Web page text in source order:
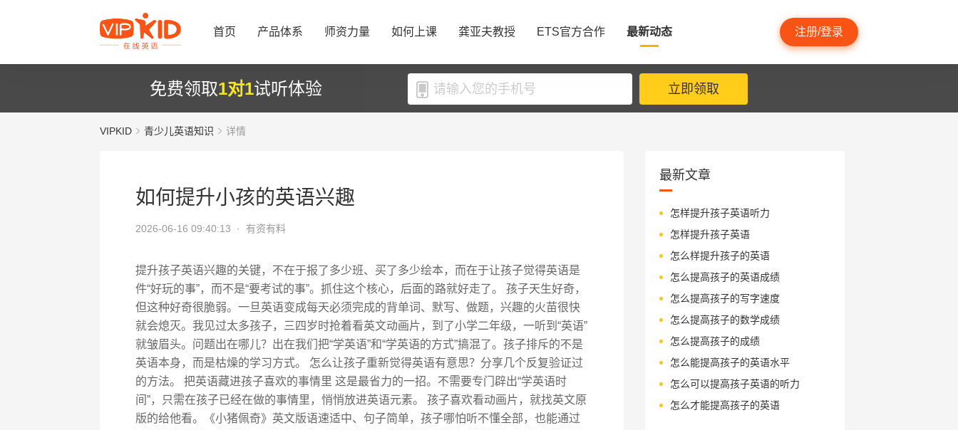
首页 产品体系 师资力量 如何上课 龚亚夫教授 ETS官方合作 最新动态 注册/登录
免费领取1对1试听体验 立即领取
VIPKID 青少儿英语知识 详情
如何提升小孩的英语兴趣
2026-06-16 09:40:13 · 有资有料
提升孩子英语兴趣的关键，不在于报了多少班、买了多少绘本，而在于让孩子觉得英语是
件“好玩的事”，而不是“要考试的事”。抓住这个核心，后面的路就好走了。 孩子天生好奇，
但这种好奇很脆弱。一旦英语变成每天必须完成的背单词、默写、做题，兴趣的火苗很快
就会熄灭。我见过太多孩子，三四岁时抢着看英文动画片，到了小学二年级，一听到“英语”
就皱眉头。问题出在哪儿？出在我们把“学英语”和“学英语的方式”搞混了。孩子排斥的不是
英语本身，而是枯燥的学习方式。 怎么让孩子重新觉得英语有意思？分享几个反复验证过
的方法。 把英语藏进孩子喜欢的事情里 这是最省力的一招。不需要专门辟出“学英语时
间”，只需在孩子已经在做的事情里，悄悄放进英语元素。 孩子喜欢看动画片，就找英文原
版的给他看。《小猪佩奇》英文版语速适中、句子简单，孩子哪怕听不懂全部，也能通过
最新文章
怎样提升孩子英语听力
怎样提升孩子英语
怎么样提升孩子的英语
怎么提高孩子的英语成绩
怎么提高孩子的写字速度
怎么提高孩子的数学成绩
怎么提高孩子的成绩
怎么能提高孩子的英语水平
怎么可以提高孩子英语的听力
怎么才能提高孩子的英语